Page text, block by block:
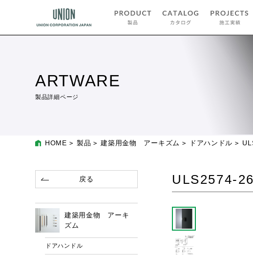
ARTWARE
製品詳細ページ
HOME 製品 建築用金物 アーキズム ドアハンドル
ULS2574-
戻る
建築用金物 アーキ
ズム
ドアハンドル